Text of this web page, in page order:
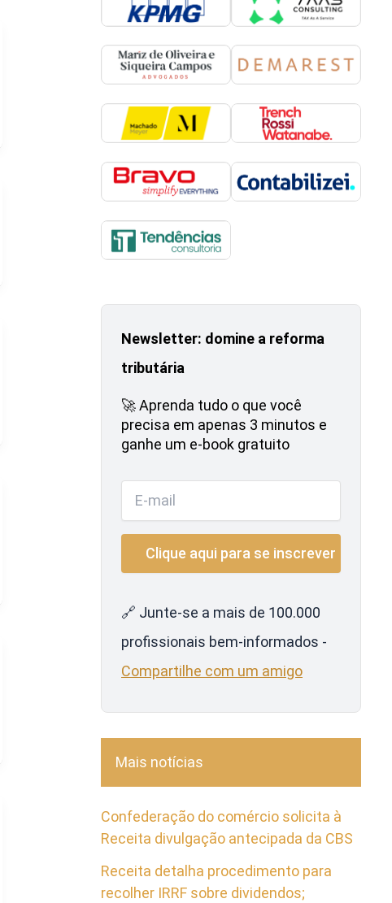
Newsletter: domine a reforma
tributária
🚀 Aprenda tudo o que você
precisa em apenas 3 minutos e
ganhe um e-book gratuito
🔗 Junte-se a mais de 100.000
profissionais bem-informados -
Compartilhe com um amigo
Mais notícias
Confederação do comércio solicita à
Receita divulgação antecipada da CBS
Receita detalha procedimento para
recolher IRRF sobre dividendos;